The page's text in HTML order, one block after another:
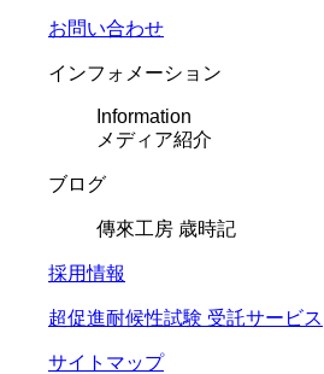
お問い合わせ
インフォメーション
Information
メディア紹介
ブログ
傳來工房 歳時記
採用情報
超促進耐候性試験 受託サービス
サイトマップ